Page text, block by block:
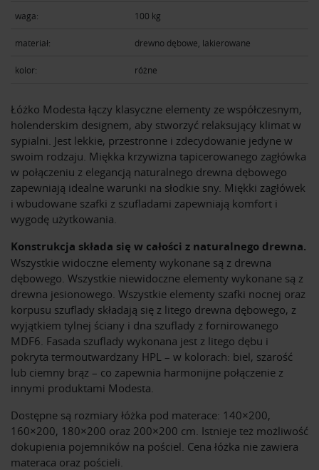
waga: 100 kg
materiał: drewno dębowe, lakierowane
kolor: różne
Łóżko Modesta łączy klasyczne elementy ze współczesnym,
holenderskim designem, aby stworzyć relaksujący klimat w
sypialni. Jest lekkie, przestronne i zdecydowanie jedyne w
swoim rodzaju. Miękka krzywizna tapicerowanego zagłówka
w połączeniu z elegancją naturalnego drewna dębowego
zapewniają idealne warunki na słodkie sny. Miękki zagłówek
i wbudowane szafki z szufladami zapewniają komfort i
wygodę użytkowania.
Konstrukcja składa się w całości z naturalnego drewna.
Wszystkie widoczne elementy wykonane są z drewna
dębowego. Wszystkie niewidoczne elementy wykonane są z
drewna jesionowego. Wszystkie elementy szafki nocnej oraz
korpusu szuflady składają się z litego drewna dębowego, z
wyjątkiem tylnej ściany i dna szuflady z fornirowanego
MDF6. Fasada szuflady wykonana jest z litego dębu i
pokryta termoutwardzany HPL – w kolorach: biel, szarość
lub ciemny brąz – co zapewnia harmonijne połączenie z
innymi produktami Modesta.
Dostępne są rozmiary łóżka pod materace: 140×200,
160×200, 180×200 oraz 200×200 cm. Istnieje też możliwość
dokupienia pojemników na pościel. Cena łóżka nie zawiera
materaca oraz pościeli.